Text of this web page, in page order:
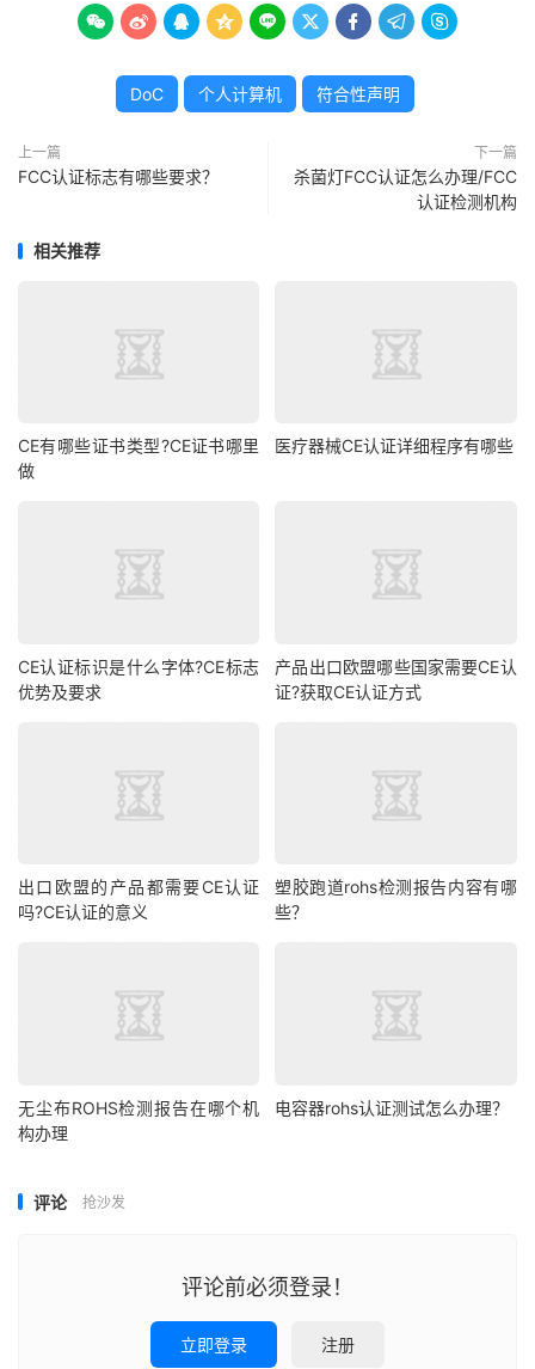
        
DoC 个人计算机 符合性声明
上一篇
FCC认证标志有哪些要求？
下一篇
杀菌灯FCC认证怎么办理/FCC
认证检测机构
相关推荐
CE有哪些证书类型?CE证书哪里
做
医疗器械CE认证详细程序有哪些
CE认证标识是什么字体?CE标志
优势及要求
产品出口欧盟哪些国家需要CE认
证?获取CE认证方式
出口欧盟的产品都需要CE认证
吗?CE认证的意义
塑胶跑道rohs检测报告内容有哪
些？
无尘布ROHS检测报告在哪个机
构办理
电容器rohs认证测试怎么办理？
评论 抢沙发
评论前必须登录！
立即登录 注册